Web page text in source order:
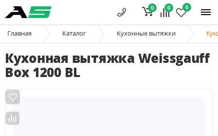
0 0
0
Главная Каталог Кухонные вытяжки
Кухонная вытяжка Weissgauff
Box 1200 BL